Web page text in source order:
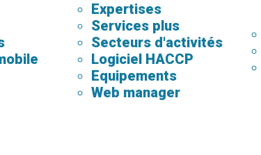
Expertises
Services plus
Secteurs d'activités
Logiciel HACCP
Equipements
Web manager